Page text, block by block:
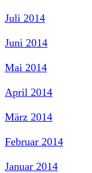
Juli 2014
Juni 2014
Mai 2014
April 2014
März 2014
Februar 2014
Januar 2014